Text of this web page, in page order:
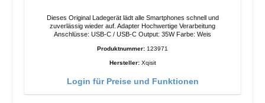
Dieses Original Ladegerät lädt alle Smartphones schnell und
zuverlässig wieder auf. Adapter Hochwertige Verarbeitung
Anschlüsse: USB-C / USB-C Output: 35W Farbe: Weis
Produktnummer: 123971
Hersteller: Xqisit
Login für Preise und Funktionen